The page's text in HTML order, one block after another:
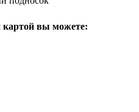
картой вы можете: